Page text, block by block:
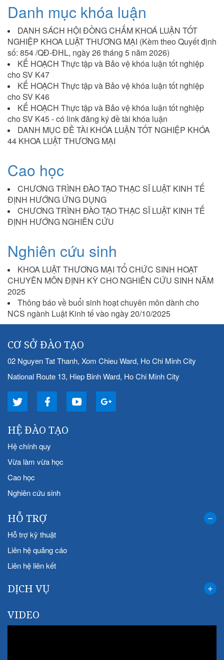
Danh mục khóa luận
DANH SÁCH HỘI ĐỒNG CHẤM KHOÁ LUẬN TỐT
NGHIỆP KHOA LUẬT THƯƠNG MẠI (Kèm theo Quyết định
số: 854 /QĐ-ĐHL, ngày 26 tháng 5 năm 2026)
KẾ HOẠCH Thực tập và Bảo vệ khóa luận tốt nghiệp
cho SV K47
KẾ HOẠCH Thực tập và Bảo vệ khóa luận tốt nghiệp
cho SV K46
KẾ HOẠCH Thực tập và Bảo vệ khóa luận tốt nghiệp
cho SV K45 - có link đăng ký đề tài khóa luận
DANH MỤC ĐỀ TÀI KHÓA LUẬN TỐT NGHIỆP KHÓA
44 KHOA LUẬT THƯƠNG MẠI
Cao học
CHƯƠNG TRÌNH ĐÀO TẠO THẠC SĨ LUẬT KINH TẾ
ĐỊNH HƯỚNG ỨNG DỤNG
CHƯƠNG TRÌNH ĐÀO TẠO THẠC SĨ LUẬT KINH TẾ
ĐỊNH HƯỚNG NGHIÊN CỨU
Nghiên cứu sinh
KHOA LUẬT THƯƠNG MẠI TỔ CHỨC SINH HOẠT
CHUYÊN MÔN ĐỊNH KỲ CHO NGHIÊN CỨU SINH NĂM
2025
Thông báo về buổi sinh hoạt chuyên môn dành cho
NCS ngành Luật Kinh tế vào ngày 20/10/2025
CƠ SỞ ĐÀO TẠO
02 Nguyen Tat Thanh, Xom Chieu Ward, Ho Chi Minh City
National Route 13, Hiep Binh Ward, Ho Chi Minh City
HỆ ĐÀO TẠO
Hệ chính quy
Vừa làm vừa học
Cao học
Nghiên cứu sinh
HỖ TRỢ
Hỗ trợ kỹ thuật
Liên hệ quảng cáo
Liên hệ liên kết
DỊCH VỤ
VIDEO